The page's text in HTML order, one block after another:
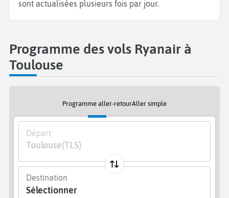
sont actualisées plusieurs fois par jour.
Programme des vols Ryanair à
Toulouse
Programme aller-retourAller simple
Départ
Toulouse(TLS)
Destination
Sélectionner